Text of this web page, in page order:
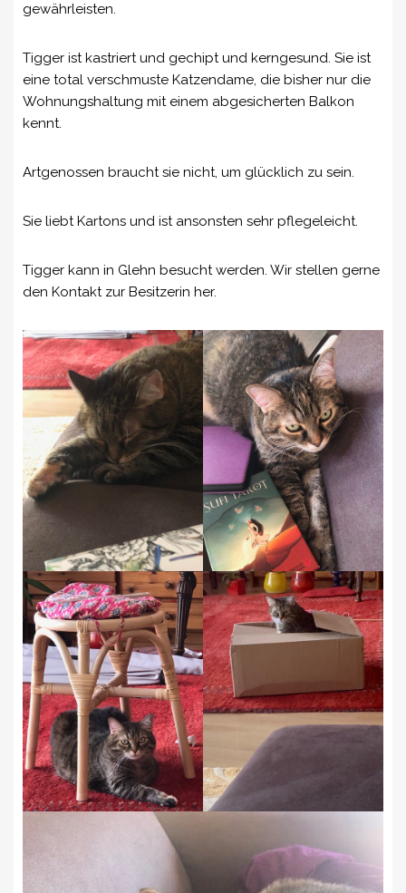
gewährleisten.
Tigger ist kastriert und gechipt und kerngesund. Sie ist
eine total verschmuste Katzendame, die bisher nur die
Wohnungshaltung mit einem abgesicherten Balkon
kennt.
Artgenossen braucht sie nicht, um glücklich zu sein.
Sie liebt Kartons und ist ansonsten sehr pflegeleicht.
Tigger kann in Glehn besucht werden. Wir stellen gerne
den Kontakt zur Besitzerin her.